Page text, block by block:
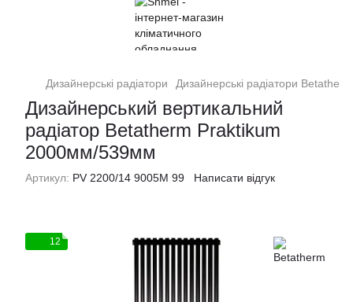
Дизайнерські радіатори Дизайнерські радіатори Betatherm
Дизайнерський вертикальний
радіатор Betatherm Praktikum
2000мм/539мм
Артикул: PV 2200/14 9005M 99 Написати відгук
12